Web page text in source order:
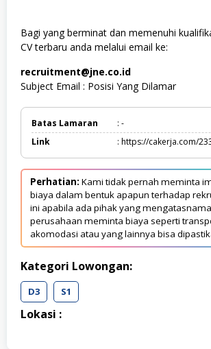
Bagi yang berminat dan memenuhi
CV terbaru anda melalui email ke:
recruitment@jne.co.id
Subject Email : Posisi Yang Dilamar
Batas Lamaran
: -
Link
: https://cakerja.com/
Perhatian: Kami tidak pernah meminta
biaya dalam bentuk apapun terhadap
ini apabila ada pihak yang
perusahaan meminta biaya seperti
akomodasi atau yang lainnya bisa
Kategori Lowongan:
D3 S1
Lokasi :